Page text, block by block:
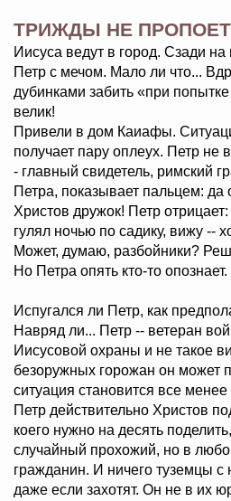
ТРИЖДЫ НЕ ПРОПОЕТ
Иисуса ведут в город. Сзади на
Петр с мечом. Мало ли что...
дубинками забить «при
велик!
Привели в дом Каиафы.
получает пару оплеух. Петр не
- главный свидетель, римский
Петра, показывает пальцем: да
Христов дружок! Петр отрицает:
гулял ночью по садику, вижу --
Может, думаю, разбойники?
Но Петра опять кто-то опознает.
Испугался ли Петр, как
Навряд ли... Петр -- ветеран
Иисусовой охраны и не такое
безоружных горожан он может
ситуация становится все
Петр действительно Христов
коего нужно на десять
случайный прохожий, но в
гражданин. И ничего туземцы с
даже если захотят. Он не в их